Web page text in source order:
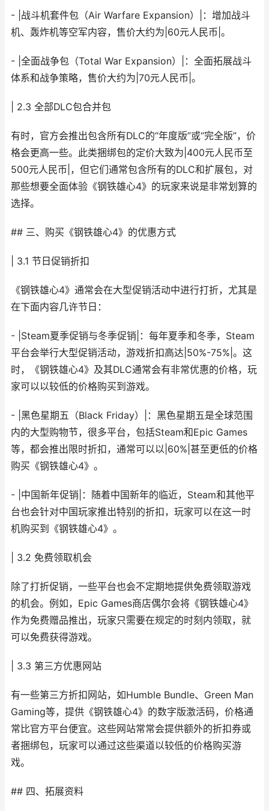
- |战斗机套件包（Air Warfare Expansion）|：增加战斗
机、轰炸机等空军内容，售价大约为|60元人民币|。
- |全面战争包（Total War Expansion）|：全面拓展战斗
体系和战争策略，售价大约为|70元人民币|。
| 2.3 全部DLC包合并包
有时，官方会推出包含所有DLC的“年度版”或“完全版”，价
格会更高一些。此类捆绑包的定价大致为|400元人民币至
500元人民币|，但它们通常包含所有的DLC和扩展包，对
那些想要全面体验《钢铁雄心4》的玩家来说是非常划算的
选择。
## 三、购买《钢铁雄心4》的优惠方式
| 3.1 节日促销折扣
《钢铁雄心4》通常会在大型促销活动中进行打折，尤其是
在下面内容几许节日：
- |Steam夏季促销与冬季促销|：每年夏季和冬季，Steam
平台会举行大型促销活动，游戏折扣高达|50%-75%|。这
时，《钢铁雄心4》及其DLC通常会有非常优惠的价格，玩
家可以以较低的价格购买到游戏。
- |黑色星期五（Black Friday）|：黑色星期五是全球范围
内的大型购物节，很多平台，包括Steam和Epic Games
等，都会推出限时折扣，通常可以以|60%|甚至更低的价格
购买《钢铁雄心4》。
- |中国新年促销|：随着中国新年的临近，Steam和其他平
台也会针对中国玩家推出特别的折扣，玩家可以在这一时
机购买到《钢铁雄心4》。
| 3.2 免费领取机会
除了打折促销，一些平台也会不定期地提供免费领取游戏
的机会。例如，Epic Games商店偶尔会将《钢铁雄心4》
作为免费赠品推出，玩家只需要在规定的时刻内领取，就
可以免费获得游戏。
| 3.3 第三方优惠网站
有一些第三方折扣网站，如Humble Bundle、Green Man
Gaming等，提供《钢铁雄心4》的数字版激活码，价格通
常比官方平台便宜。这些网站常常会提供额外的折扣券或
者捆绑包，玩家可以通过这些渠道以较低的价格购买游
戏。
## 四、拓展资料